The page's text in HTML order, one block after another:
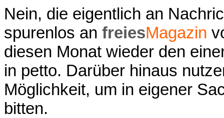
Nein, die eigentlich an
spurenlos an freiesMagazin
diesen Monat wieder den
in petto. Darüber hinaus
Möglichkeit, um in eigener
bitten.